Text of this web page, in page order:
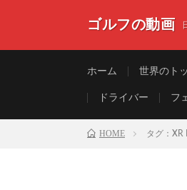
ゴルフの動画
ホーム 世界のト
ドライバー フ
HOME タグ：XR